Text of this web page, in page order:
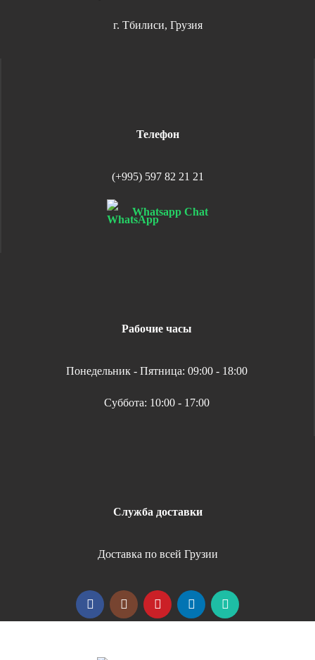
г. Тбилиси, Грузия
Телефон
(+995) 597 82 21 21
Whatsapp Chat
Рабочие часы
Понедельник - Пятница: 09:00 - 18:00
Суббота: 10:00 - 17:00
Служба доставки
Доставка по всей Грузии